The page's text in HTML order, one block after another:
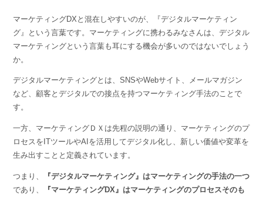
マーケティングDXと混在しやすいのが、『デジタルマーケティン
グ』という言葉です。マーケティングに携わるみなさんは、デジタル
マーケティングという言葉も耳にする機会が多いのではないでしょう
か。
デジタルマーケティングとは、SNSやWebサイト、メールマガジン
など、顧客とデジタルでの接点を持つマーケティング手法のことで
す。
一方、マーケティングＤＸは先程の説明の通り、マーケティングのプ
ロセスをITツールやAIを活用してデジタル化し、新しい価値や変革を
生み出すことと定義されています。
つまり、
『デジタルマーケティング』はマーケティングの手法の一つ
であり、
『マーケティングDX』はマーケティングのプロセスそのも